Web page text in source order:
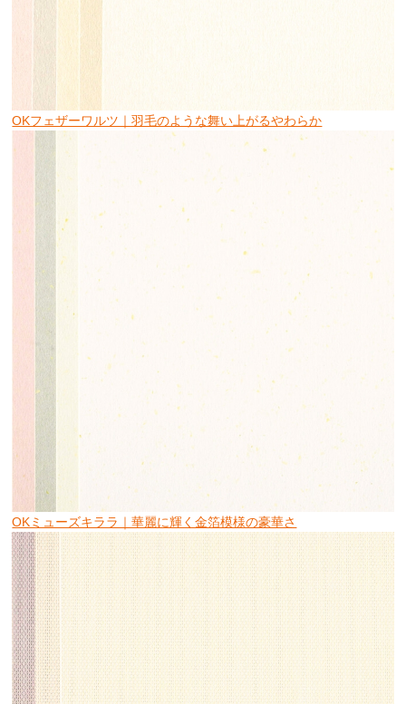
OKフェザーワルツ｜羽毛のような舞い上がるやわらか
OKミューズキララ｜華麗に輝く金箔模様の豪華さ